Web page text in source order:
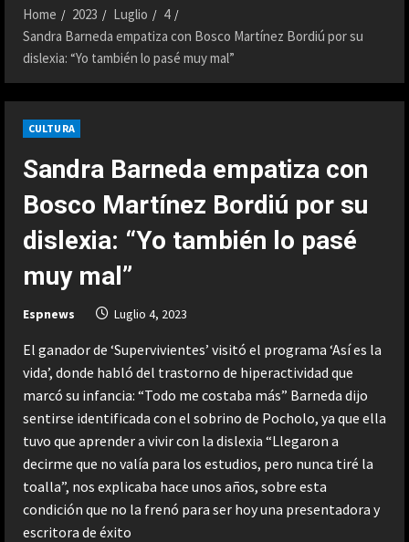
Home 2023 Luglio
4
Sandra Barneda empatiza con Bosco Martínez Bordiú por su
dislexia: “Yo también lo pasé muy mal”
CULTURA
Sandra Barneda empatiza con
Bosco Martínez Bordiú por su
dislexia: “Yo también lo pasé
muy mal”
Espnews Luglio 4, 2023
El ganador de ‘Supervivientes’ visitó el programa ‘Así es la
vida’, donde habló del trastorno de hiperactividad que
marcó su infancia: “Todo me costaba más” Barneda dijo
sentirse identificada con el sobrino de Pocholo, ya que ella
tuvo que aprender a vivir con la dislexia “Llegaron a
decirme que no valía para los estudios, pero nunca tiré la
toalla”, nos explicaba hace unos años, sobre esta
condición que no la frenó para ser hoy una presentadora y
escritora de éxito